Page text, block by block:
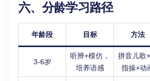
六、分龄学习路径
年龄段 目标 方法
3-6岁
听辨+模仿，
培养语感
拼音儿歌
指操+动